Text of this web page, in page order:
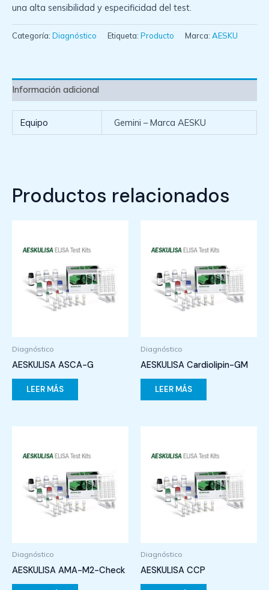
una alta sensibilidad y especificidad del test.
Categoría: Diagnóstico Etiqueta: Producto Marca: AESKU
Información adicional
Equipo Gemini – Marca AESKU
Productos relacionados
Diagnóstico
AESKULISA ASCA-G
LEER MÁS
Diagnóstico
AESKULISA Cardiolipin-GM
LEER MÁS
Diagnóstico
AESKULISA AMA-M2-Check
Diagnóstico
AESKULISA CCP